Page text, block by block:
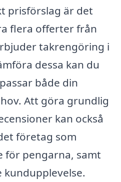
prisförslag är det
flera offerter från
takrengöring i
dessa kan du
både din
Att göra grundlig
kan också
företag som
för pengarna, samt